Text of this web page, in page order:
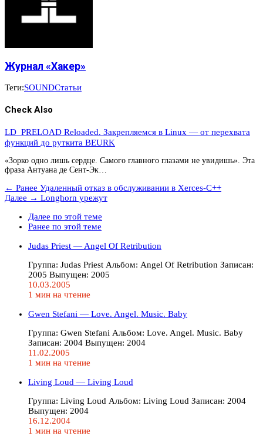
Журнал «Хакер»
Теги:SOUNDСтатьи
Check Also
LD_PRELOAD Reloaded. Закрепляемся в Linux — от перехвата
функций до руткита BEURK
«Зорко одно лишь сердце. Самого главного глазами не увидишь». Эта
фраза Антуана де Сент-Эк…
← Ранее Удаленный отказ в обслуживании в Xerces-C++
Далее → Longhorn урежут
Далее по этой теме
Ранее по этой теме
Judas Priest — Angel Of Retribution
Группа: Judas Priest Альбом: Angel Of Retribution Записан:
2005 Выпущен: 2005
10.03.2005
1 мин на чтение
Gwen Stefani — Love. Angel. Music. Baby
Группа: Gwen Stefani Альбом: Love. Angel. Music. Baby
Записан: 2004 Выпущен: 2004
11.02.2005
1 мин на чтение
Living Loud — Living Loud
Группа: Living Loud Альбом: Living Loud Записан: 2004
Выпущен: 2004
16.12.2004
1 мин на чтение